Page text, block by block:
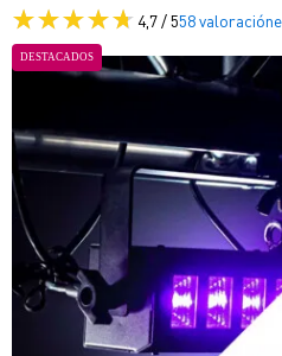
4,7 / 558
DESTACADOS